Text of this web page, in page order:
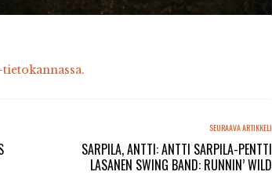
SEURAAVA ARTIKKELI
SARPILA, ANTTI: ANTTI SARPILA-PENTTI
LASANEN SWING BAND: RUNNIN’ WILD